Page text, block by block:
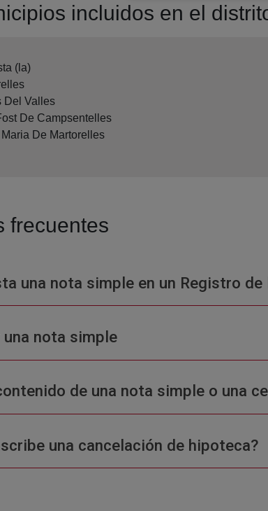
incluidos en el
(la)
Del Valles
De Campsentelles
De Martorelles
frecuentes
una nota simple en un Registro de
una nota simple
de una nota simple o una
una cancelación de hipoteca?